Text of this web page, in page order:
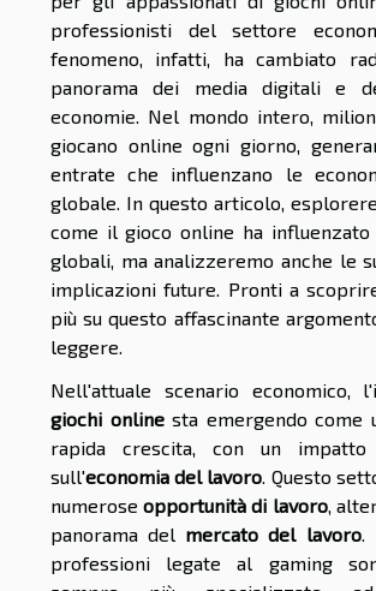
professionisti del settore
fenomeno, infatti, ha cambiato
panorama dei media digitali e
economie. Nel mondo intero,
giocano online ogni giorno,
entrate che influenzano le
globale. In questo articolo,
come il gioco online ha influenzato
globali, ma analizzeremo anche le
implicazioni future. Pronti a
più su questo affascinante
leggere.
Nell'attuale scenario economico,
giochi onlinesta emergendo come
rapida crescita, con un impatto
sull'economia del lavoro . Questo
numeroseopportunità di lavoro,
panorama del mercato del lavoro.
professioni legate al gaming